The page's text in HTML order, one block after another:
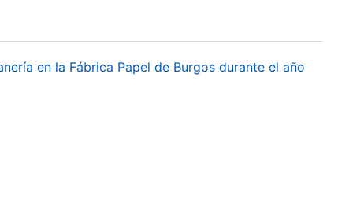
en la Fábrica Papel de Burgos durante el año